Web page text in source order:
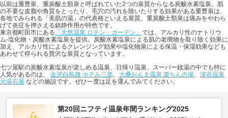
以前は重曹泉、重炭酸土類泉と呼ばれていた2つの泉質からなる炭酸水素塩泉。肌
の不要な皮脂や角質をとったり、毛穴の汚れを除いたりする効果がある重曹泉は、
各地でみられる「美肌の湯」の代表格といえる泉質。重炭酸土類泉は痛みをやわら
げて炎症を押さえる鎮静作用が特色です。
東京都町田市にある 「天然温泉 ロテン・ガーデン」 では、アルカリ性のナトリウ
ム-塩化物・炭酸水素塩泉を提供。炭酸水素塩泉による肌の老廃物を取り除く効果に
加え、アルカリ性によるクレンジング効果や塩化物泉による保温・保湿効果なども
あわせて得られる贅沢な泉質となっています。
七ツ屋駅の炭酸水素塩泉が楽しめる温泉、日帰り温泉、スーパー銭湯の中でも特に
人気があるのは、 金沢白鳥路 ホテル三楽、 大桑おんま温泉 楽ちんの湯、 深谷温泉
元湯石屋 などの施設です。ぜひ一度は足を運んでみてください。
第20回ニフティ温泉年間ランキング2025